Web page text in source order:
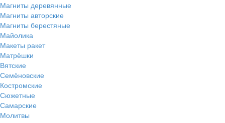
Магниты деревянные
Магниты авторские
Магниты берестяные
Майолика
Макеты ракет
Матрёшки
Вятские
Семёновские
Костромские
Сюжетные
Самарские
Молитвы